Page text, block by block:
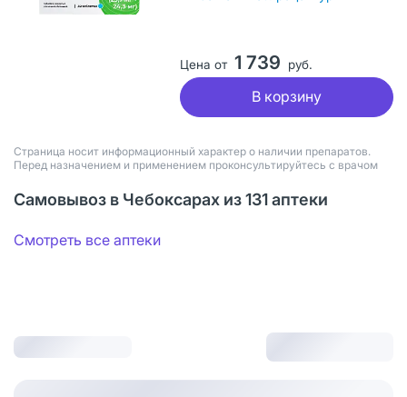
Цена от 1 739 руб.
В корзину
Страница носит информационный характер о наличии препаратов.
Перед назначением и применением проконсультируйтесь с врачом
Самовывоз в Чебоксарах из 131 аптеки
Смотреть все аптеки